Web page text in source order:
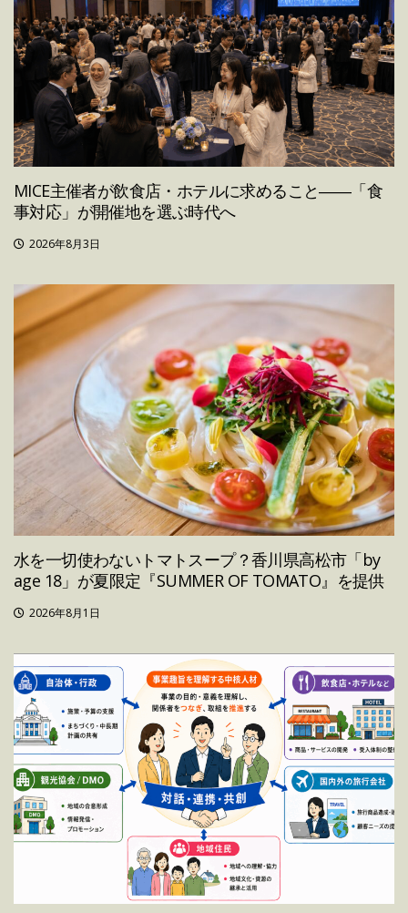
MICE主催者が飲食店・ホテルに求めること――「食
事対応」が開催地を選ぶ時代へ
2026年8月3日
水を一切使わないトマトスープ？香川県高松市「by
age 18」が夏限定『SUMMER OF TOMATO』を提供
2026年8月1日